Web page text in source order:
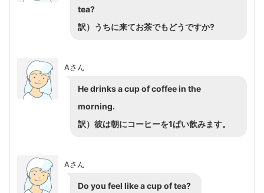
tea?
訳）うちに来てお茶でもどうですか?
Aさん
He drinks a cup of coffee in the
morning.
訳）彼は朝にコーヒーを1ぱい飲みます。
Aさん
Do you feel like a cup of tea?